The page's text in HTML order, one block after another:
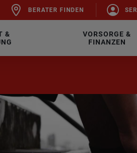
BE­RA­TER FIN­DEN
&
VORSORGE &
FINANZEN